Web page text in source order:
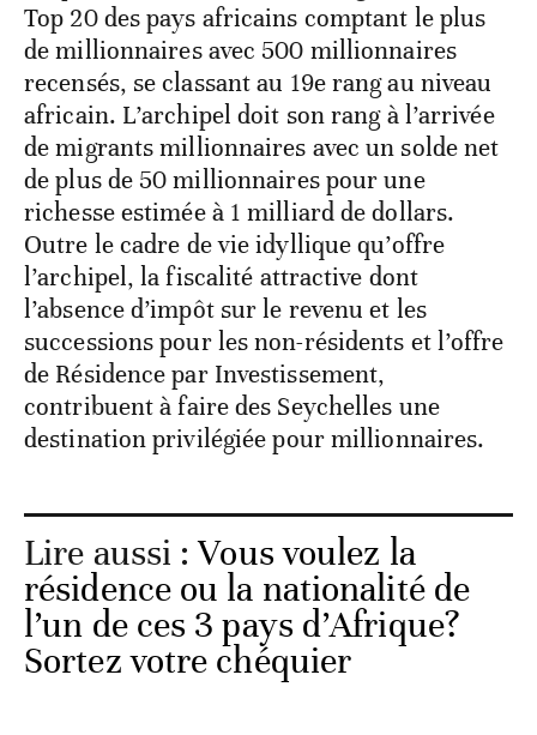
Top 20 des pays africains comptant le plus
de millionnaires avec 500 millionnaires
recensés, se classant au 19e rang au niveau
africain. L’archipel doit son rang à l’arrivée
de migrants millionnaires avec un solde net
de plus de 50 millionnaires pour une
richesse estimée à 1 milliard de dollars.
Outre le cadre de vie idyllique qu’offre
l’archipel, la fiscalité attractive dont
l’absence d’impôt sur le revenu et les
successions pour les non-résidents et l’offre
de Résidence par Investissement,
contribuent à faire des Seychelles une
destination privilégiée pour millionnaires.
Lire aussi :Vous voulez la
résidence ou la nationalité de
l’un de ces 3 pays d’Afrique?
Sortez votre chéquier